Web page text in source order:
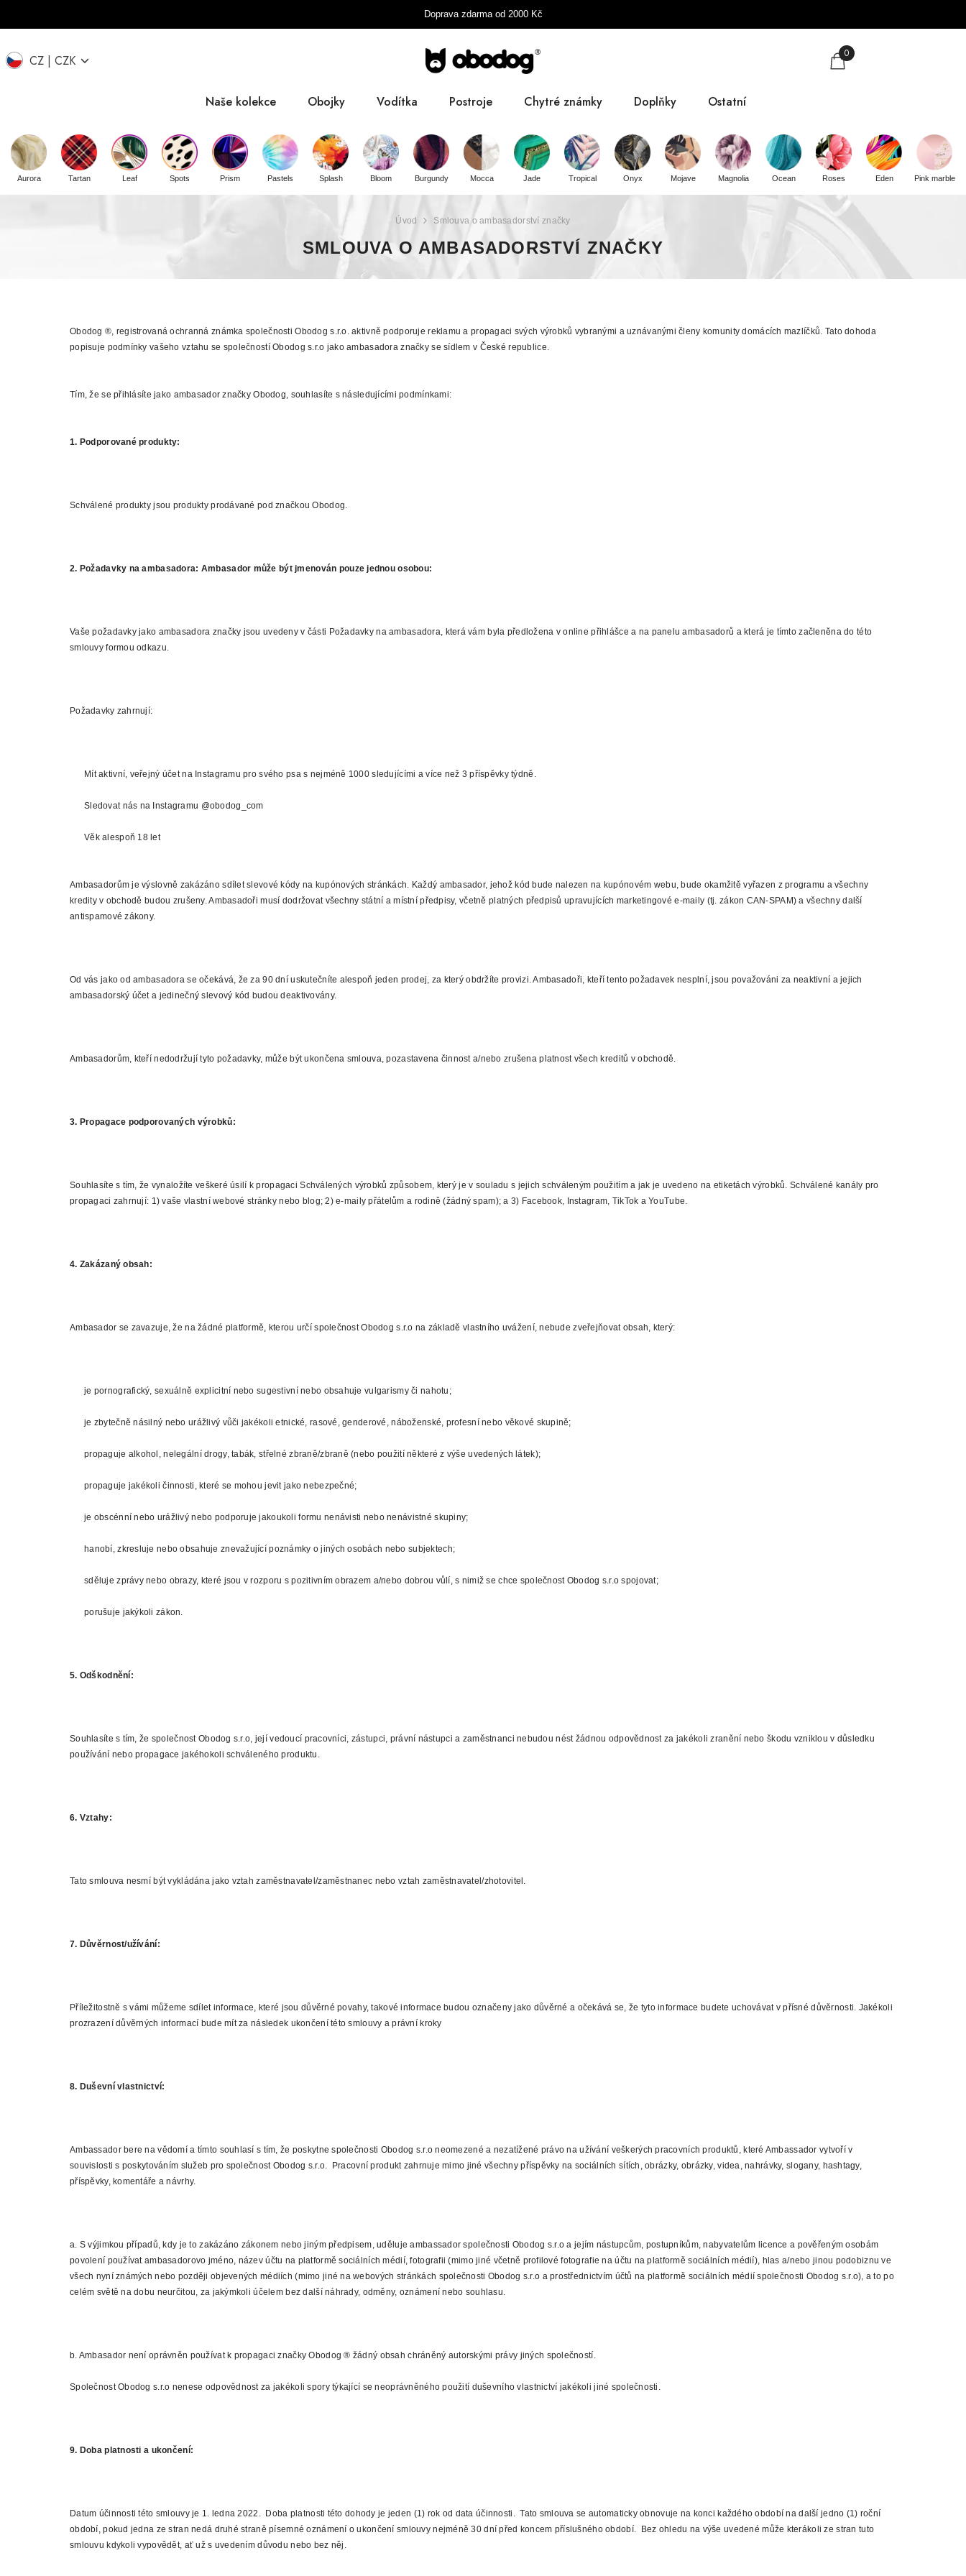
Doprava zdarma od 2000Kč
CZ CZK
IT
UK
0
Naše kolekce Obojky Vodítka Postroje Chytré známky Doplňky
Bobkovníky
Pamlsky
Ostatní
Tabulka velikostí
O nás
Aurora Tartan Leaf Spots Prism Pastels Splash Bloom Burgundy Mocca Jade Tropical Onyx Mojave Magnolia Ocean Roses Eden Pink marble
Úvod Smlouva o ambasadorství značky
SMLOUVA O AMBASADORSTVÍ ZNAČKY
Obodog ®, registrovaná ochranná známka společnosti Obodog s.r.o. aktivně podporuje reklamu a propagaci svých výrobků vybranými a uznávanými členy komunity domácích mazlíčků. Tato dohoda
popisuje podmínky vašeho vztahu se společností Obodog s.r.o jako ambasadora značky se sídlem v České republice.
Tím, že se přihlásíte jako ambasador značky Obodog, souhlasíte s následujícími podmínkami:
1. Podporované produkty:
Schválené produkty jsou produkty prodávané pod značkou Obodog.
2. Požadavky na ambasadora: Ambasador může být jmenován pouze jednou osobou:
Vaše požadavky jako ambasadora značky jsou uvedeny v části Požadavky na ambasadora, která vám byla předložena v online přihlášce a na panelu ambasadorů a která je tímto začleněna do této
smlouvy formou odkazu.
Požadavky zahrnují:
Mít aktivní, veřejný účet na Instagramu pro svého psa s nejméně 1000 sledujícími a více než 3 příspěvky týdně.
Sledovat nás na Instagramu @obodog_com
Věk alespoň 18 let
Ambasadorům je výslovně zakázáno sdílet slevové kódy na kupónových stránkách. Každý ambasador, jehož kód bude nalezen na kupónovém webu, bude okamžitě vyřazen z programu a všechny
kredity v obchodě budou zrušeny. Ambasadoři musí dodržovat všechny státní a místní předpisy, včetně platných předpisů upravujících marketingové e-maily (tj. zákon CAN-SPAM) a všechny další
antispamové zákony.
Od vás jako od ambasadora se očekává, že za 90 dní uskutečníte alespoň jeden prodej, za který obdržíte provizi. Ambasadoři, kteří tento požadavek nesplní, jsou považováni za neaktivní a jejich
ambasadorský účet a jedinečný slevový kód budou deaktivovány.
Ambasadorům, kteří nedodržují tyto požadavky, může být ukončena smlouva, pozastavena činnost a/nebo zrušena platnost všech kreditů v obchodě.
3. Propagace podporovaných výrobků:
Souhlasíte s tím, že vynaložíte veškeré úsilí k propagaci Schválených výrobků způsobem, který je v souladu s jejich schváleným použitím a jak je uvedeno na etiketách výrobků. Schválené kanály pro
propagaci zahrnují: 1) vaše vlastní webové stránky nebo blog; 2) e-maily přátelům a rodině (žádný spam); a 3) Facebook, Instagram, TikTok a YouTube.
4. Zakázaný obsah:
Ambasador se zavazuje, že na žádné platformě, kterou určí společnost Obodog s.r.o na základě vlastního uvážení, nebude zveřejňovat obsah, který:
je pornografický, sexuálně explicitní nebo sugestivní nebo obsahuje vulgarismy či nahotu;
je zbytečně násilný nebo urážlivý vůči jakékoli etnické, rasové, genderové, náboženské, profesní nebo věkové skupině;
propaguje alkohol, nelegální drogy, tabák, střelné zbraně/zbraně (nebo použití některé z výše uvedených látek);
propaguje jakékoli činnosti, které se mohou jevit jako nebezpečné;
je obscénní nebo urážlivý nebo podporuje jakoukoli formu nenávisti nebo nenávistné skupiny;
hanobí, zkresluje nebo obsahuje znevažující poznámky o jiných osobách nebo subjektech;
sděluje zprávy nebo obrazy, které jsou v rozporu s pozitivním obrazem a/nebo dobrou vůlí, s nimiž se chce společnost Obodog s.r.o spojovat;
porušuje jakýkoli zákon.
5. Odškodnění:
Souhlasíte s tím, že společnost Obodog s.r.o, její vedoucí pracovníci, zástupci, právní nástupci a zaměstnanci nebudou nést žádnou odpovědnost za jakékoli zranění nebo škodu vzniklou v důsledku
používání nebo propagace jakéhokoli schváleného produktu.
6. Vztahy:
Tato smlouva nesmí být vykládána jako vztah zaměstnavatel/zaměstnanec nebo vztah zaměstnavatel/zhotovitel.
7. Důvěrnost/užívání:
Příležitostně s vámi můžeme sdílet informace, které jsou důvěrné povahy, takové informace budou označeny jako důvěrné a očekává se, že tyto informace budete uchovávat v přísné důvěrnosti. Jakékoli
prozrazení důvěrných informací bude mít za následek ukončení této smlouvy a právní kroky
8. Duševní vlastnictví:
Ambassador bere na vědomí a tímto souhlasí s tím, že poskytne společnosti Obodog s.r.o neomezené a nezatížené právo na užívání veškerých pracovních produktů, které Ambassador vytvoří v
souvislosti s poskytováním služeb pro společnost Obodog s.r.o. Pracovní produkt zahrnuje mimo jiné všechny příspěvky na sociálních sítích, obrázky, obrázky, videa, nahrávky, slogany, hashtagy,
příspěvky, komentáře a návrhy.
a. S výjimkou případů, kdy je to zakázáno zákonem nebo jiným předpisem, uděluje ambassador společnosti Obodog s.r.o a jejím nástupcům, postupníkům, nabyvatelům licence a pověřeným osobám
povolení používat ambasadorovo jméno, název účtu na platformě sociálních médií, fotografii (mimo jiné včetně profilové fotografie na účtu na platformě sociálních médií), hlas a/nebo jinou podobiznu ve
všech nyní známých nebo později objevených médiích (mimo jiné na webových stránkách společnosti Obodog s.r.o a prostřednictvím účtů na platformě sociálních médií společnosti Obodog s.r.o), a to po
celém světě na dobu neurčitou, za jakýmkoli účelem bez další náhrady, odměny, oznámení nebo souhlasu.
b. Ambasador není oprávněn používat k propagaci značky Obodog ® žádný obsah chráněný autorskými právy jiných společností.
Společnost Obodog s.r.o nenese odpovědnost za jakékoli spory týkající se neoprávněného použití duševního vlastnictví jakékoli jiné společnosti.
9. Doba platnosti a ukončení:
Datum účinnosti této smlouvy je 1. ledna 2022. Doba platnosti této dohody je jeden (1) rok od data účinnosti. Tato smlouva se automaticky obnovuje na konci každého období na další jedno (1) roční
období, pokud jedna ze stran nedá druhé straně písemné oznámení o ukončení smlouvy nejméně 30 dní před koncem příslušného období. Bez ohledu na výše uvedené může kterákoli ze stran tuto
smlouvu kdykoli vypovědět, ať už s uvedením důvodu nebo bez něj.